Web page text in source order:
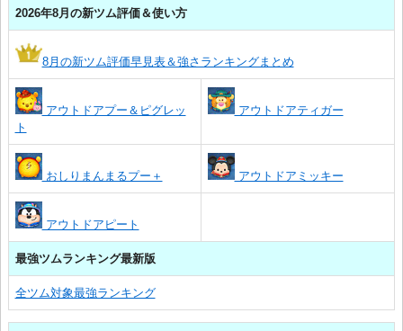
2026年8月の新ツム評価＆使い方
8月の新ツム評価早見表＆強さランキングまとめ
アウトドアプー＆ピグレッ
ト
アウトドアティガー
おしりまんまるプー＋ アウトドアミッキー
アウトドアピート
最強ツムランキング最新版
全ツム対象最強ランキング